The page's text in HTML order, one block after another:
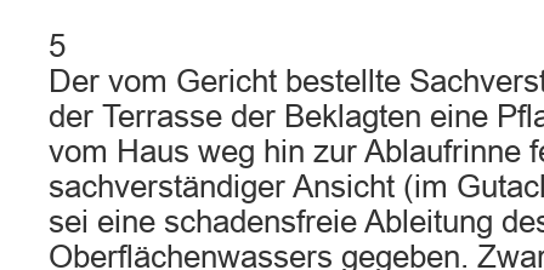
5
Der vom Gericht bestellte
der Terrasse der Beklagten eine
vom Haus weg hin zur Ablaufrinne
sachverständiger Ansicht (im
sei eine schadensfreie Ableitung
Oberflächenwassers gegeben.